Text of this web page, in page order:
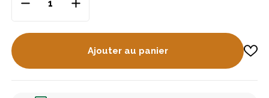
Ajouter au panier